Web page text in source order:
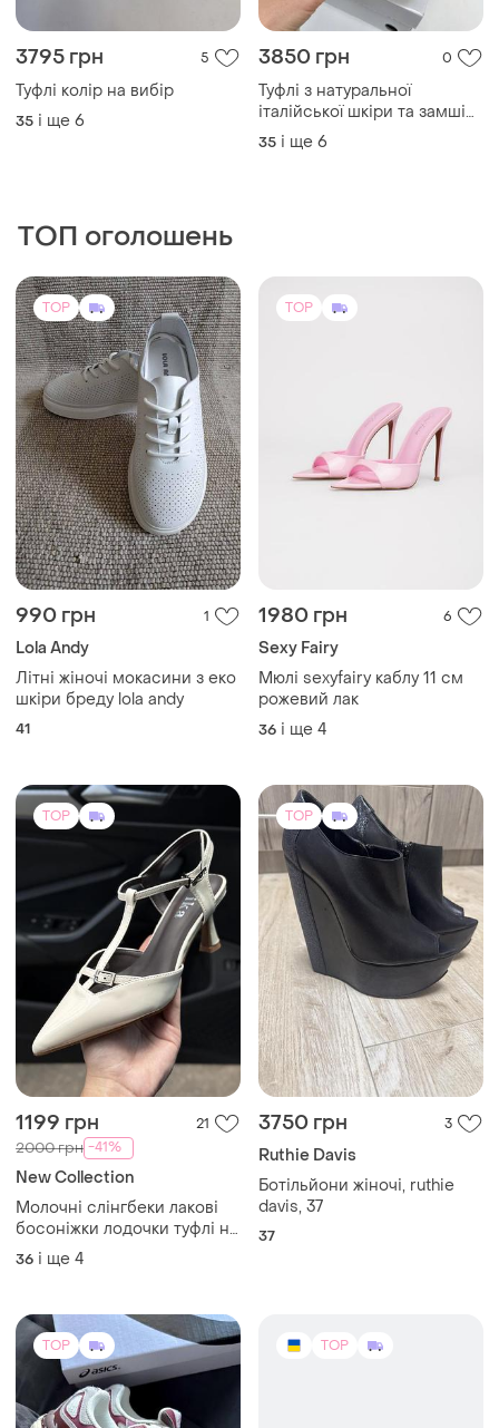
і ще 6
ТОП оголошень
990 грн 1
Lola Andy
Літні жіночі мокасини з еко
шкіри бреду lola andy
41
1980 грн
TOP
1199 грн 21
2000 грн -41%
New Collection
Молочні слінгбеки лакові
босоніжки лодочки туфлі на
шпильці
36 і ще 4
TOP
3750 грн 3
Ruthie Davis
Ботільйони жіночі, ruthie
davis, 37
37
TOP TOP